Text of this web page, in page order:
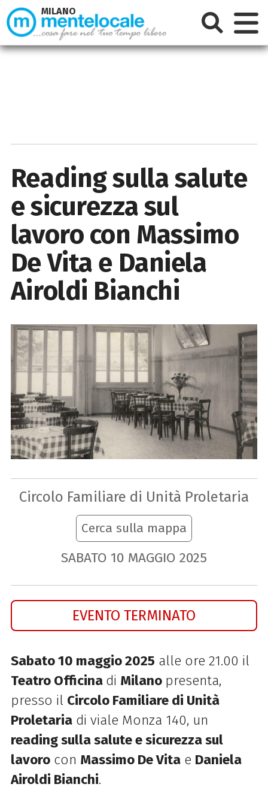
Reading sulla salute
e sicurezza sul
lavoro con Massimo
De Vita e Daniela
Airoldi Bianchi
Circolo Familiare di Unità Proletaria
Cerca sulla mappa
SABATO 10 MAGGIO 2025
EVENTO TERMINATO
Sabato 10 maggio 2025 alle ore 21.00 il
Teatro Officina di Milano presenta,
presso il Circolo Familiare di Unità
Proletariadi viale Monza 140, un
reading sulla salute e sicurezza sul
lavorocon Massimo De Vitae Daniela
Airoldi Bianchi.
MILANO